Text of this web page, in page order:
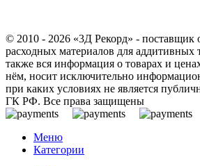
© 2010 - 2026 «3Д Рекорд» - поставщик
расходных материалов для аддитивных
также вся информация о товарах и
нём, носит исключительно
при каких условиях не является
ГК РФ. Все права защищены
Меню
Категории